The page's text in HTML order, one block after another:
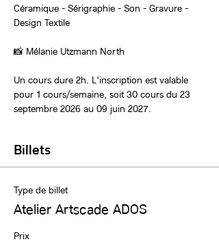
Céramique - Sérigraphie - Son - Gravure -
Design Textile
📸 Mélanie Utzmann North
Un cours dure 2h. L'inscription est valable
pour 1 cours/semaine, soit 30 cours du 23
septembre 2026 au 09 juin 2027.
Billets
Type de billet
Atelier Artscade ADOS
Prix